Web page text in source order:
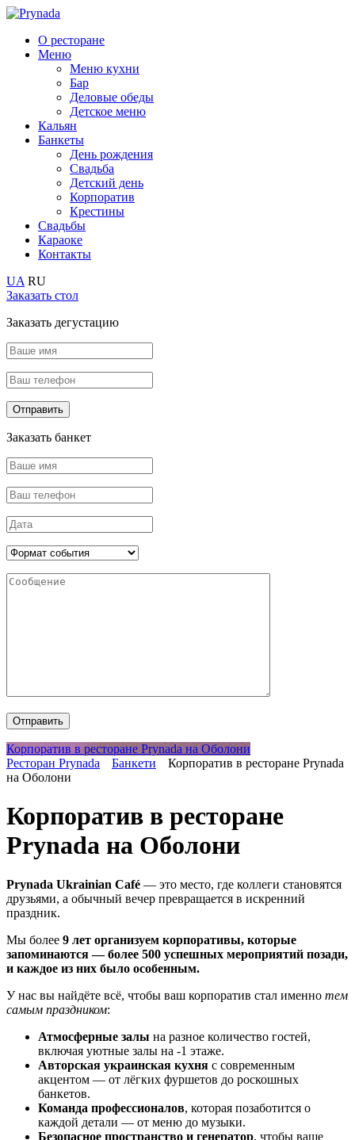
О ресторане
Меню
Меню кухни
Бар
Деловые обеды
Детское меню
Кальян
Банкеты
День рождения
Свадьба
Детский день
Корпоратив
Крестины
Cвадьбы
Караоке
Контакты
UA RU
Заказать стол
Заказать дегустацию
Заказать банкет
Корпоратив в ресторане Prynada на Оболони
Ресторан Prynada
Банкети
Корпоратив в ресторане Prynada
на Оболони
Корпоратив в ресторане
Prynada на Оболони
Prynada Ukrainian Café — это место, где коллеги становятся
друзьями, а обычный вечер превращается в искренний
праздник.
Мы более 9 лет организуем корпоративы, которые
запоминаются — более 500 успешных мероприятий позади,
и каждое из них было особенным.
У нас вы найдёте всё, чтобы ваш корпоратив стал именно тем
самым праздником:
Атмосферные залы на разное количество гостей,
включая уютные залы на -1 этаже.
Авторская украинская кухня с современным
акцентом — от лёгких фуршетов до роскошных
банкетов.
Команда профессионалов, которая позаботится о
каждой детали — от меню до музыки.
Безопасное пространство и генератор, чтобы ваше